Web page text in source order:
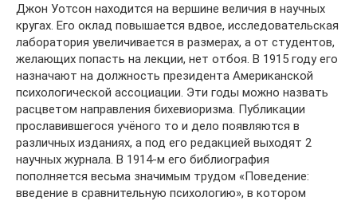
Джон Уотсон находится на вершине величия в научных
кругах. Его оклад повышается вдвое, исследовательская
лаборатория увеличивается в размерах, а от студентов,
желающих попасть на лекции, нет отбоя. В 1915 году его
назначают на должность президента Американской
психологической ассоциации. Эти годы можно назвать
расцветом направления бихевиоризма. Публикации
прославившегося учёного то и дело появляются в
различных изданиях, а под его редакцией выходят 2
научных журнала. В 1914-м его библиография
пополняется весьма значимым трудом «Поведение:
введение в сравнительную психологию», в котором